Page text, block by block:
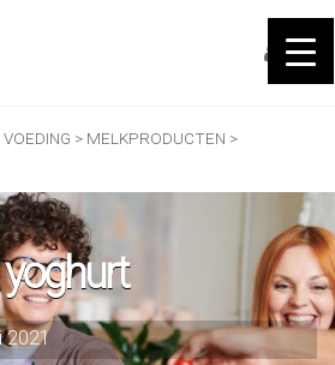
VOEDING > MELKPRODUCTEN >
yoghurt
2021